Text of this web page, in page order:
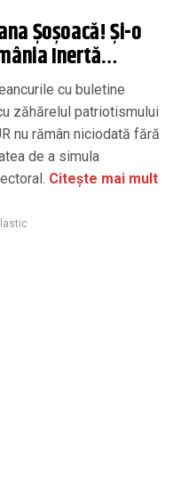
Șoșoacă! Și-o
Inertă…
cu buletine
zăhărelul patriotismului
nu rămân niciodată fără
de a simula
Citește mai mult